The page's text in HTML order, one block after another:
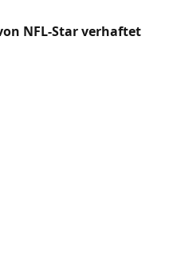
NFL-Star verhaftet